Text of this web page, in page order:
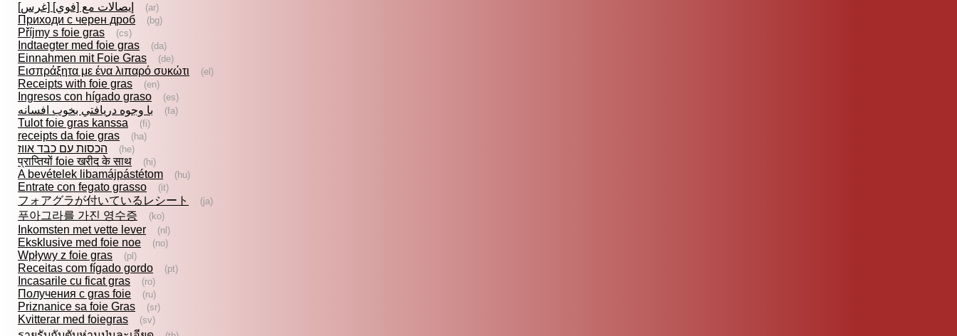
إيصالات مع [فوي] [غرس] (ar)
Приходи с черен дроб (bg)
Příjmy s foie gras (cs)
Indtaegter med foie gras (da)
Einnahmen mit Foie Gras (de)
Εισπράξητα με ένα λιπαρό συκώτι (el)
Receipts with foie gras (en)
Ingresos con hígado graso (es)
با وجوه دريافتي بخوب افسانه (fa)
Tulot foie gras kanssa (fi)
receipts da foie gras (ha)
הכסות עם כבד אווז (he)
प्राप्तियों foie खरीद के साथ (hi)
A bevételek libamájpástétom (hu)
Entrate con fegato grasso (it)
フォアグラが付いているレシート (ja)
푸아그라를 가진 영수증 (ko)
Inkomsten met vette lever (nl)
Eksklusive med foie noe (no)
Wpływy z foie gras (pl)
Receitas com fígado gordo (pt)
Incasarile cu ficat gras (ro)
Получения с gras foie (ru)
Priznanice sa foie Gras (sr)
Kvitterar med foiegras (sv)